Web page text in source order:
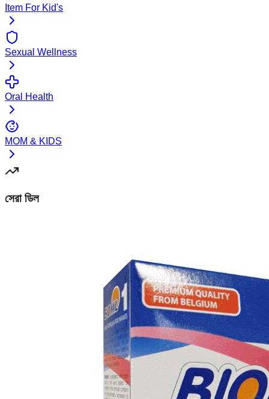
Item For Kid's
Sexual Wellness
Oral Health
MOM & KIDS
সেরা ডিল